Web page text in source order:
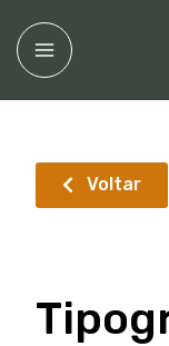
Voltar